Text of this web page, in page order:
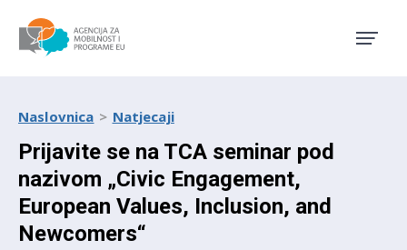
Naslovnica Natjecaji
Prijavite se na TCA seminar pod
nazivom „Civic Engagement,
European Values, Inclusion, and
Newcomers“